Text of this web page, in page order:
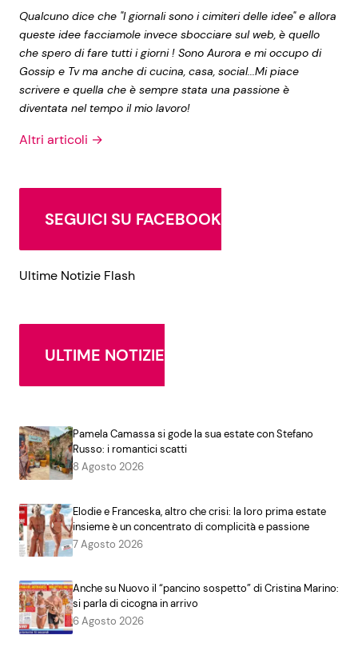
Qualcuno dice che "I giornali sono i cimiteri delle idee" e allora
queste idee facciamole invece sbocciare sul web, è quello
che spero di fare tutti i giorni ! Sono Aurora e mi occupo di
Gossip e Tv ma anche di cucina, casa, social...Mi piace
scrivere e quella che è sempre stata una passione è
diventata nel tempo il mio lavoro!
Altri articoli →
SEGUICI SU FACEBOOK
Ultime Notizie Flash
ULTIME NOTIZIE
Pamela Camassa si gode la sua estate con Stefano
Russo: i romantici scatti
8 Agosto 2026
Elodie e Franceska, altro che crisi: la loro prima estate
insieme è un concentrato di complicità e passione
7 Agosto 2026
Anche su Nuovo il “pancino sospetto” di Cristina Marino:
si parla di cicogna in arrivo
6 Agosto 2026